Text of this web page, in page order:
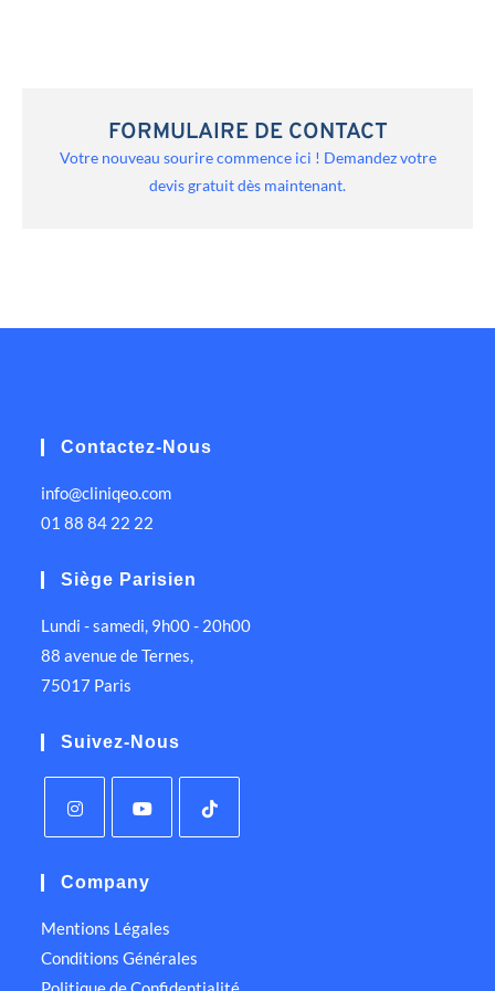
FORMULAIRE DE CONTACT
Votre nouveau sourire commence ici ! Demandez votre
devis gratuit dès maintenant.
Contactez-Nous
info@cliniqeo.com
01 88 84 22 22
Siège Parisien
Lundi - samedi, 9h00 - 20h00
88 avenue de Ternes,
75017 Paris
Suivez-Nous
Company
Mentions Légales
Conditions Générales